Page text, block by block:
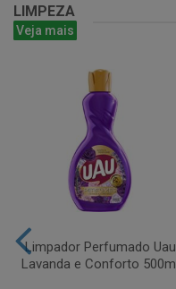
LIMPEZA
Veja mais
Limpador Perfumado Uau
Lavanda e Conforto 500ml